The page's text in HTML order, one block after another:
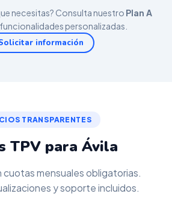
necesitas? Consulta nuestro Plan A
personalizadas.
información
TRANSPARENTES
TPV para Ávila
cuotas mensuales obligatorias.
y soporte incluidos.